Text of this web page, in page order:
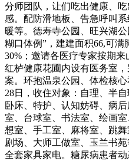
分师团队，让们吃出健康、
感。配防滑地板、告急呼叫
暖等。德寿寺公园、旺兴湖
糊口体例”，建建面积66,可
30%；邀请各医疗专家按期来
红栌健康花圃内设有医务室
案。环抱温泉公园、体检核
28日，收住对象：自理、半
卧床、特护、认知妨碍、病
室、台球室、书法室、绘画
想室、手工室、麻将室、跳
剧场、大师工做室、玉兰书
全套家具家电。糖尿病患者